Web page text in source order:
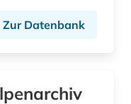
Zur Datenbank